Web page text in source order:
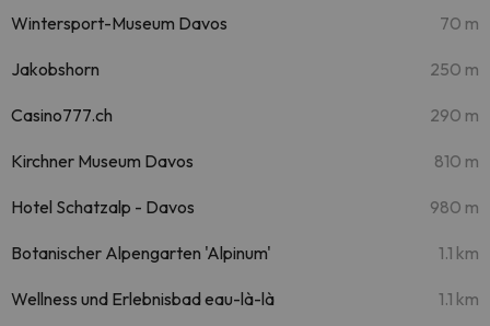
Wintersport-Museum Davos 70 m
Jakobshorn 250 m
Casino777.ch 290 m
Kirchner Museum Davos 810 m
Hotel Schatzalp - Davos 980 m
Botanischer Alpengarten 'Alpinum' 1.1 km
Wellness und Erlebnisbad eau-là-là 1.1 km